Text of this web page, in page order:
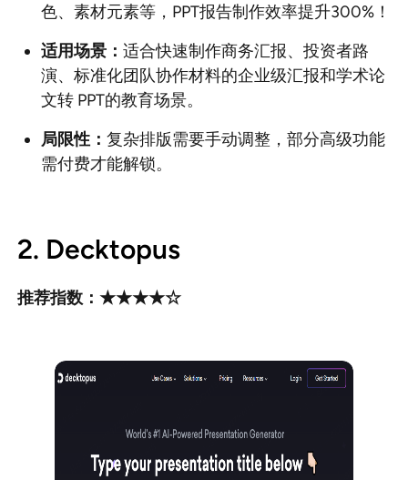
色、素材元素等，PPT报告制作效率提升300%！
适用场景： 适合快速制作商务汇报、投资者路
演、标准化团队协作材料的企业级汇报和学术论
文转 PPT的教育场景。
局限性： 复杂排版需要手动调整，部分高级功能
需付费才能解锁。
2. Decktopus
推荐指数：★★★★☆